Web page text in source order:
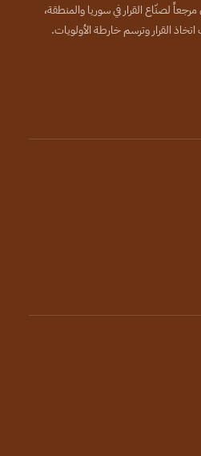
لصنّاع القرار في سوريا والمنطقة،
القرار وترسم خارطة الأولويات.